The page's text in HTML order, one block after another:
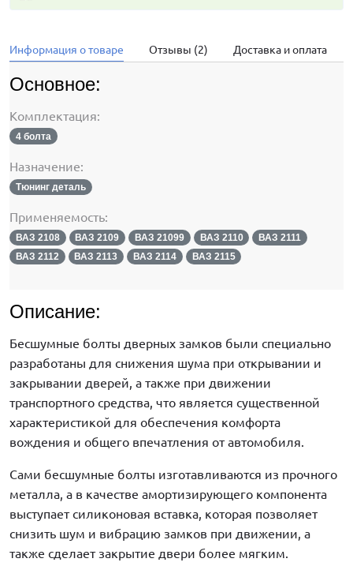
Информация о товаре Отзывы (2) Доставка и оплата
Основное:
Комплектация:
4 болта
Назначение:
Тюнинг деталь
Применяемость:
ВАЗ 2108 ВАЗ 2109 ВАЗ 21099 ВАЗ 2110
ВАЗ 2111
ВАЗ 2112
ВАЗ 2113 ВАЗ 2114 ВАЗ 2115
Описание:
Бесшумные болты дверных замков были специально
разработаны для снижения шума при открывании и
закрывании дверей, а также при движении
транспортного средства, что является существенной
характеристикой для обеспечения комфорта
вождения и общего впечатления от автомобиля.
Сами бесшумные болты изготавливаются из прочного
металла, а в качестве амортизирующего компонента
выступает силиконовая вставка, которая позволяет
снизить шум и вибрацию замков при движении, а
также сделает закрытие двери более мягким.